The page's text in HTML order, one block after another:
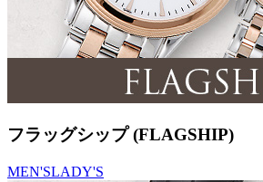
フラッグシップ (FLAGSHIP)
MEN'SLADY'S